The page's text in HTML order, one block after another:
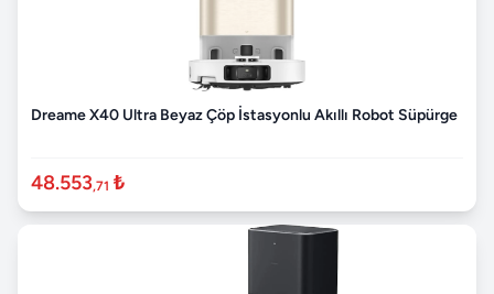
Dreame X40 Ultra Beyaz Çöp İstasyonlu Akıllı Robot Süpürge
48.553,71 ₺